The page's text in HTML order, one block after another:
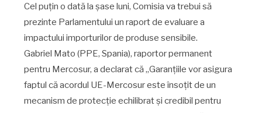
Cel puțin o dată la șase luni, Comisia va trebui să
prezinte Parlamentului un raport de evaluare a
impactului importurilor de produse sensibile.
Gabriel Mato (PPE, Spania), raportor permanent
pentru Mercosur, a declarat că „Garanțiile vor asigura
faptul că acordul UE-Mercosur este însoțit de un
mecanism de protecție echilibrat și credibil pentru